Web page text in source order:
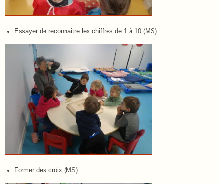
Essayer de reconnaitre les chiffres de 1 à 10 (MS)
Former des croix (MS)